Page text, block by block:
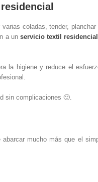
coladas, tender,
a un servicio textil residencial
la higiene y reduce el
sin complicaciones 🙂.
abarcar mucho más que el